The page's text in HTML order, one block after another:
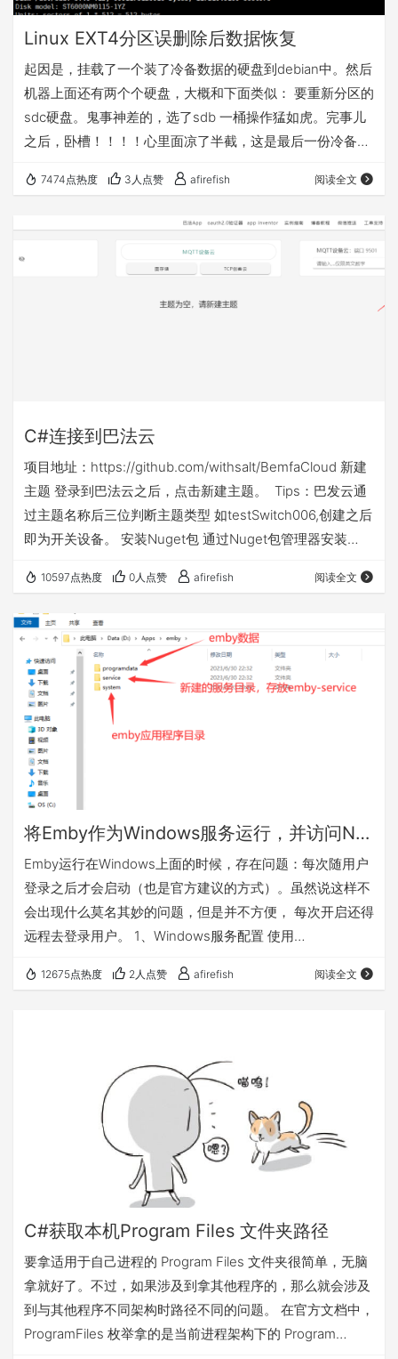
Linux EXT4分区误删除后数据恢复
起因是，挂载了一个装了冷备数据的硬盘到debian中。然后
机器上面还有两个个硬盘，大概和下面类似： 要重新分区的
sdc硬盘。鬼事神差的，选了sdb 一桶操作猛如虎。完事儿
之后，卧槽！！！！心里面凉了半截，这是最后一份冷备。
Diskgenius把全盘做了一个镜像出来。避免后续恢复数据的
理想。所以如果你在这里做了和我一样的操作的话，就不要
7474点热度 3人点赞 afirefish 阅读全文
C#连接到巴法云
项目地址：https://github.com/withsalt/BemfaCloud 新建
主题 登录到巴法云之后，点击新建主题。 Tips：巴发云通
过主题名称后三位判断主题类型 如testSwitch006,创建之后
即为开关设备。 安装Nuget包 通过Nuget包管理器安装
装： dotnet add package BemfaCloud dotnet add
package BemfaClou…
10597点热度 0人点赞 afirefish 阅读全文
将Emby作为Windows服务运行，并访问NAS上的媒体库
Emby运行在Windows上面的时候，存在问题：每次随用户
登录之后才会启动（也是官方建议的方式）。虽然说这样不
会出现什么莫名其妙的问题，但是并不方便， 每次开启还得
远程去登录用户。 1、Windows服务配置 使用
可以非常方便的把Emby运行为系统服务。 下载地址：
12675点热度 2人点赞 afirefish 阅读全文
C#获取本机Program Files 文件夹路径
要拿适用于自己进程的 Program Files 文件夹很简单，无脑
拿就好了。不过，如果涉及到拿其他程序的，那么就会涉及
到与其他程序不同架构时路径不同的问题。 在官方文档中，
ProgramFiles 枚举拿的是当前进程架构下的 Program